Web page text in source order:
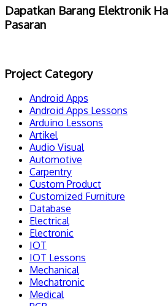
Dapatkan Barang Elektronik
Pasaran
Project Category
Android Apps
Android Apps Lessons
Arduino Lessons
Artikel
Audio Visual
Automotive
Carpentry
Custom Product
Customized Furniture
Database
Electrical
Electronic
IOT
IOT Lessons
Mechanical
Mechatronic
Medical